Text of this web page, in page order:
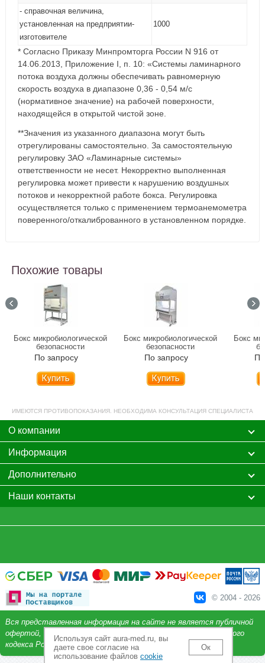
- справочная величина,
установленная на предприятии-
изготовителе
1000
* Согласно Приказу Минпромторга России N 916 от
14.06.2013, Приложение I, п. 10: «Системы ламинарного
потока воздуха должны обеспечивать равномерную
скорость воздуха в диапазоне 0,36 - 0,54 м/с
(нормативное значение) на рабочей поверхности,
находящейся в открытой чистой зоне.
**Значения из указанного диапазона могут быть
отрегулированы самостоятельно. За самостоятельную
регулировку ЗАО «Ламинарные системы»
ответственности не несет. Некорректно выполненная
регулировка может привести к нарушению воздушных
потоков и некорректной работе бокса. Регулировка
осуществляется только с применением термоанемометра
поверенного/откалиброванного в установленном порядке.
Похожие товары
Бокс микробиологической
безопасности
LAMSYSTEMS БМБ-
II-«Ламинар-С»-1,2
NEOTERIC 1R-B.001-12
По запросу
Купить
Бокс микробиологической
безопасности
LAMSYSTEMS БМБ-
II-«Ламинар-С»-1,2 SAVVY
CYTOS 1R-B.005-12
По запросу
Купить
Бокс
II-
ИМЕЮТСЯ ПРОТИВОПОКАЗАНИЯ. НЕОБХОДИМА КОНСУЛЬТАЦИЯ СПЕЦИАЛИСТА
О компании
Информация
Дополнительно
Наши контакты
© 2004 - 2026
Вся представленная информация на сайте не является публичной
офертой, определяемой положениями Статьи 437 Гражданского
кодекса Российской Федерации.
Используя сайт aura-med.ru, вы
даете свое согласие на
использование файлов cookie
Ок